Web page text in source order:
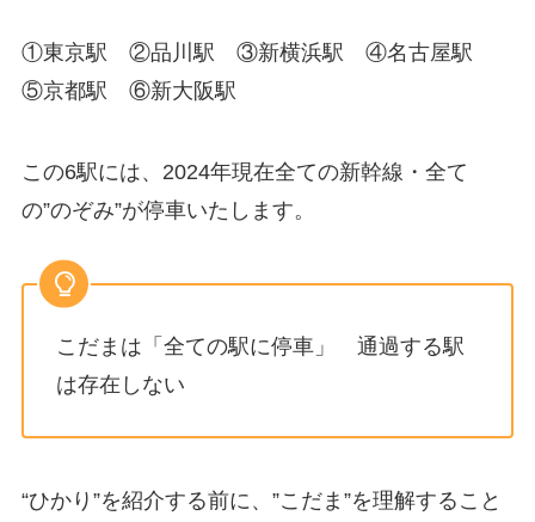
①東京駅 ②品川駅 ③新横浜駅 ④名古屋駅
⑤京都駅 ⑥新大阪駅
この6駅には、2024年現在全ての新幹線・全て
の”のぞみ”が停車いたします。
こだまは「全ての駅に停車」 通過する駅
は存在しない
“ひかり”を紹介する前に、”こだま”を理解すること